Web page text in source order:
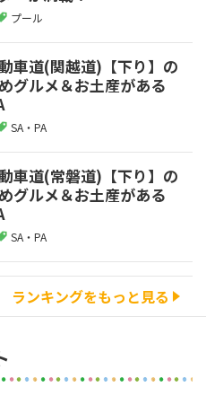
プール
車道(関越道)【下り】の
グルメ＆お土産がある
SA・PA
車道(常磐道)【下り】の
グルメ＆お土産がある
SA・PA
ランキングをもっと見る